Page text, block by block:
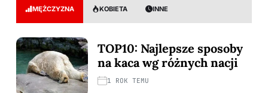
MĘŻCZYZNA KOBIETA INNE
TOP10: Najlepsze sposoby
na kaca wg różnych nacji
1 ROK TEMU